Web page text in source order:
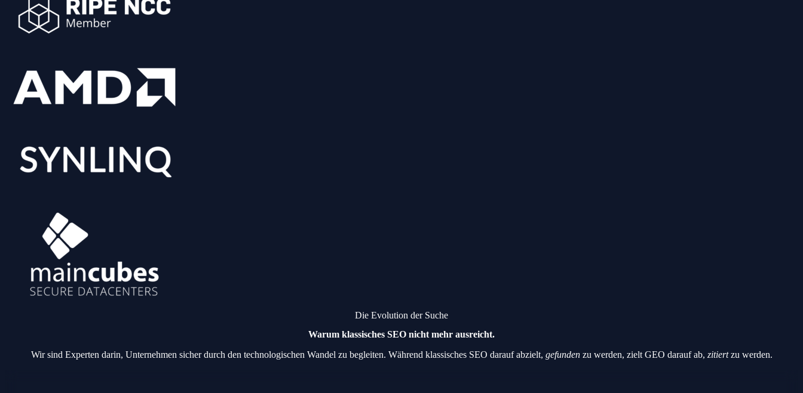
Die Evolution der Suche
Warum klassisches SEO nicht mehr ausreicht.
Wir sind Experten darin, Unternehmen sicher durch den technologischen Wandel zu begleiten. Während klassisches SEO darauf abzielt, gefundenzu werden, zielt GEO darauf ab, zitiertzu werden.